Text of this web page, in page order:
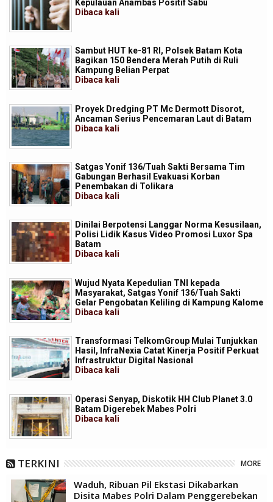
Kepulauan Anambas Positif Sabu
Dibaca kali
Sambut HUT ke-81 RI, Polsek Batam Kota
Bagikan 150 Bendera Merah Putih di Ruli
Kampung Belian Perpat
Dibaca kali
Proyek Dredging PT Mc Dermott Disorot,
Ancaman Serius Pencemaran Laut di Batam
Dibaca kali
Satgas Yonif 136/Tuah Sakti Bersama Tim
Gabungan Berhasil Evakuasi Korban
Penembakan di Tolikara
Dibaca kali
Dinilai Berpotensi Langgar Norma Kesusilaan,
Polisi Lidik Kasus Video Promosi Luxor Spa
Batam
Dibaca kali
Wujud Nyata Kepedulian TNI kepada
Masyarakat, Satgas Yonif 136/Tuah Sakti
Gelar Pengobatan Keliling di Kampung Kalome
Dibaca kali
Transformasi TelkomGroup Mulai Tunjukkan
Hasil, InfraNexia Catat Kinerja Positif Perkuat
Infrastruktur Digital Nasional
Dibaca kali
Operasi Senyap, Diskotik HH Club Planet 3.0
Batam Digerebek Mabes Polri
Dibaca kali
TERKINI MORE
Waduh, Ribuan Pil Ekstasi Dikabarkan
Disita Mabes Polri Dalam Penggerebekan